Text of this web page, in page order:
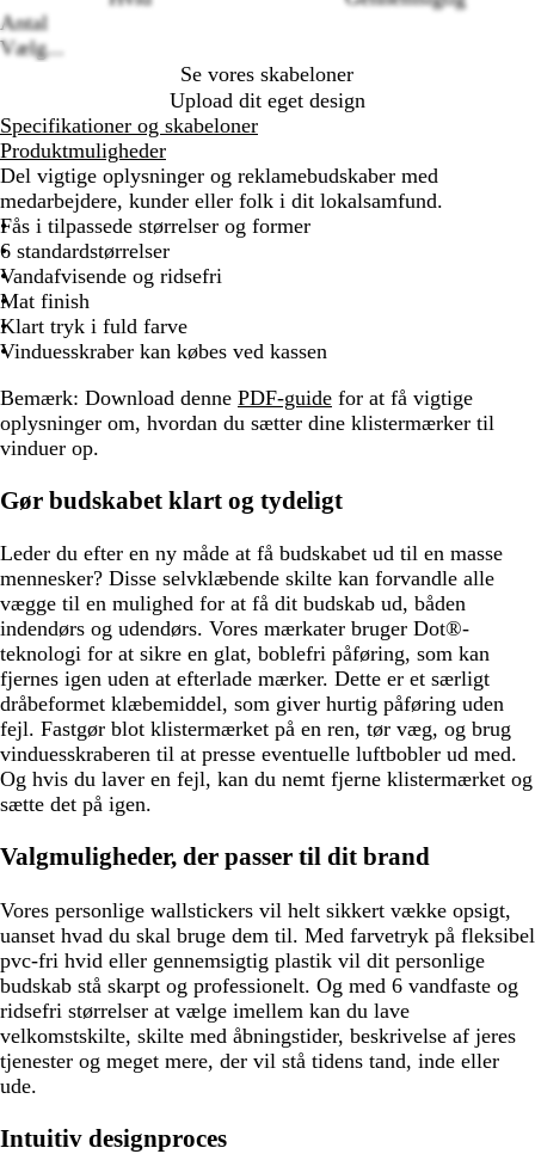
Antal
Vælg...
Se vores skabeloner
Upload dit eget design
Specifikationer og skabeloner
Produktmuligheder
Del vigtige oplysninger og reklamebudskaber med
medarbejdere, kunder eller folk i dit lokalsamfund.
Fås i tilpassede størrelser og former
6 standardstørrelser
Vandafvisende og ridsefri
Mat finish
Klart tryk i fuld farve
Vinduesskraber kan købes ved kassen
Bemærk: Download denne PDF-guide for at få vigtige
oplysninger om, hvordan du sætter dine klistermærker til
vinduer op.
Gør budskabet klart og tydeligt
Leder du efter en ny måde at få budskabet ud til en masse
mennesker? Disse selvklæbende skilte kan forvandle alle
vægge til en mulighed for at få dit budskab ud, båden
indendørs og udendørs. Vores mærkater bruger Dot®-
teknologi for at sikre en glat, boblefri påføring, som kan
fjernes igen uden at efterlade mærker. Dette er et særligt
dråbeformet klæbemiddel, som giver hurtig påføring uden
fejl. Fastgør blot klistermærket på en ren, tør væg, og brug
vinduesskraberen til at presse eventuelle luftbobler ud med.
Og hvis du laver en fejl, kan du nemt fjerne klistermærket og
sætte det på igen.
Valgmuligheder, der passer til dit brand
Vores personlige wallstickers vil helt sikkert vække opsigt,
uanset hvad du skal bruge dem til. Med farvetryk på fleksibel
pvc-fri hvid eller gennemsigtig plastik vil dit personlige
budskab stå skarpt og professionelt. Og med 6 vandfaste og
ridsefri størrelser at vælge imellem kan du lave
velkomstskilte, skilte med åbningstider, beskrivelse af jeres
tjenester og meget mere, der vil stå tidens tand, inde eller
ude.
Intuitiv designproces